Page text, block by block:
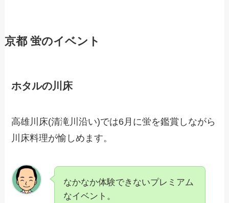
京都 蛍のイベント
ホタルの川床
高雄川床(清滝川沿い)では6月に蛍を鑑賞しながら
川床料理が愉しめます。
なかなか体験できないプレミアム
なイベント。